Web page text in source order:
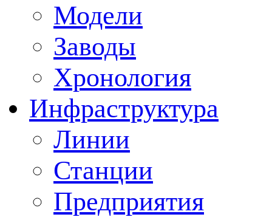
Модели
Заводы
Хронология
Инфраструктура
Линии
Станции
Предприятия